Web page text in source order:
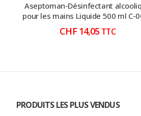
Aseptoman-Désinfectant
pour les mains Liquide 500 ml C-
CHF14,05 TTC
PRODUITS LES PLUS VENDUS